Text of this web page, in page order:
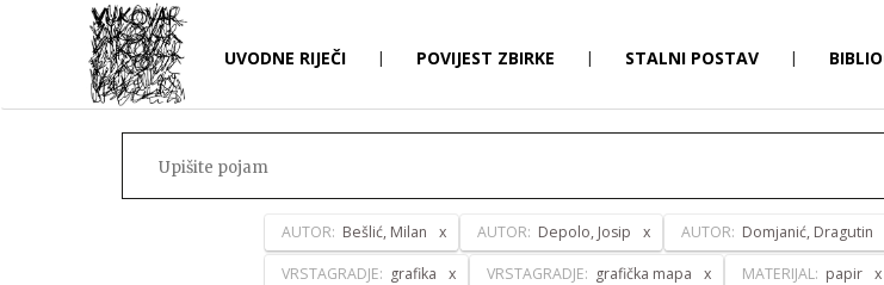
UVODNE RIJEČI | POVIJEST ZBIRKE | STALNI POSTAV |
AUTOR: Bešlić, Milan AUTOR: Depolo, Josip AUTOR: Domjanić, Dragutin
VRSTAGRADJE: grafika VRSTAGRADJE: grafička mapa MATERIJAL: papir